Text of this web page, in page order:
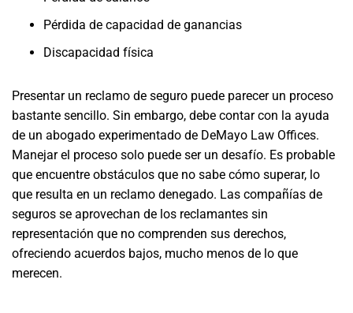
Pérdida de capacidad de ganancias
Discapacidad física
Presentar un reclamo de seguro puede parecer un proceso
bastante sencillo. Sin embargo, debe contar con la ayuda
de un abogado experimentado de DeMayo Law Offices.
Manejar el proceso solo puede ser un desafío. Es probable
que encuentre obstáculos que no sabe cómo superar, lo
que resulta en un reclamo denegado. Las compañías de
seguros se aprovechan de los reclamantes sin
representación que no comprenden sus derechos,
ofreciendo acuerdos bajos, mucho menos de lo que
merecen.